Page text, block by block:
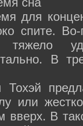
для
спите.
тяжело
В
или
вверх. В